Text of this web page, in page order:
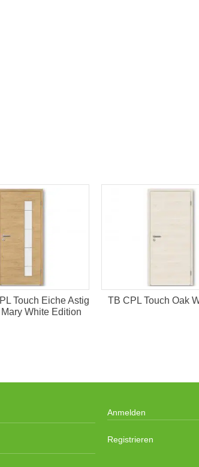
Touch Eiche Astig
White Edition
TB CPL Touch Oak
Anmelden
Registrieren